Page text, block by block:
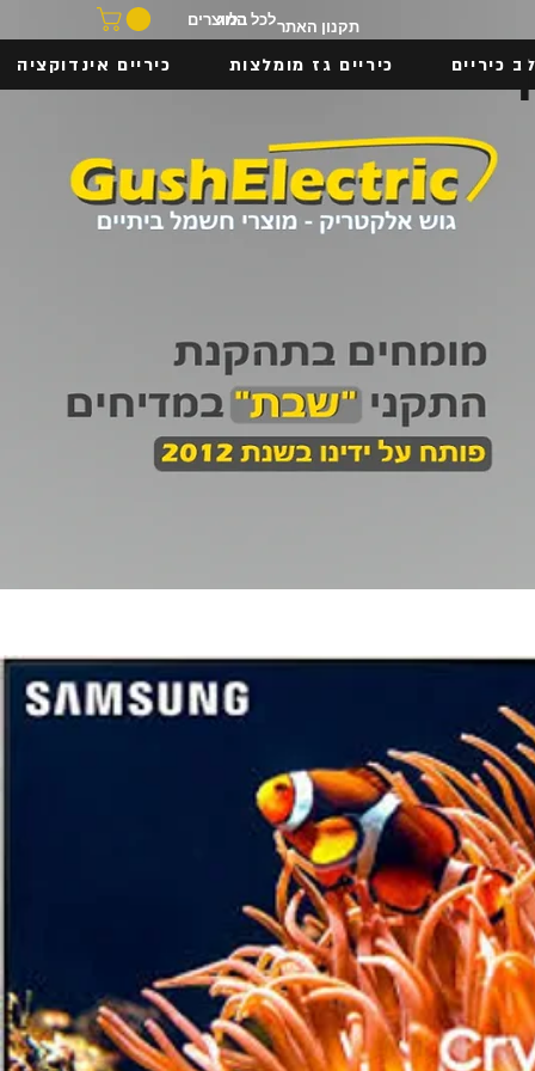
בלוג
לכל המוצרים
כיריים כיריים גז מומלצות כיריים אינדוקציה
תקנון האתר